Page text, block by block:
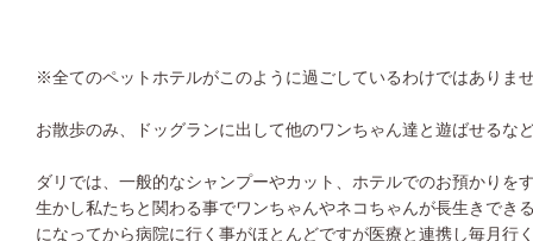
※全てのペットホテルがこのように過ごしているわけではありま
お散歩のみ、ドッグランに出して他のワンちゃん達と遊ばせるな
ダリでは、一般的なシャンプーやカット、ホテルでのお預かりを
生かし私たちと関わる事でワンちゃんやネコちゃんが長生きで
になってから病院に行く事がほとんどですが医療と連携し毎月行